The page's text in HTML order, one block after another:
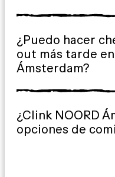
¿Puedo hacer
out más tarde
Ámsterdam?
¿Clink NOORD
opciones de